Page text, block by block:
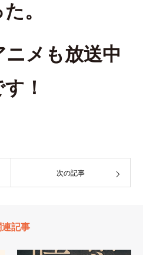
。
メも放送中
！
次の記事
連記事